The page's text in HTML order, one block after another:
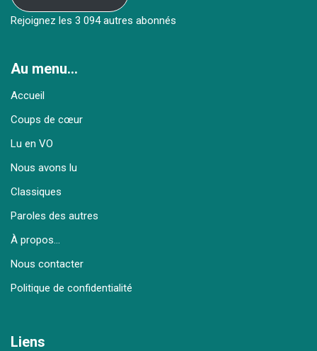
Rejoignez les 3 094 autres abonnés
Au menu…
Accueil
Coups de cœur
Lu en VO
Nous avons lu
Classiques
Paroles des autres
À propos…
Nous contacter
Politique de confidentialité
Liens